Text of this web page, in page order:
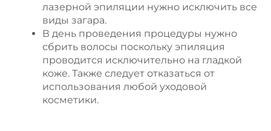
лазерной эпиляции нужно исключить все
виды загара.
В день проведения процедуры нужно
сбрить волосы поскольку эпиляция
проводится исключительно на гладкой
коже. Также следует отказаться от
использования любой уходовой
косметики.